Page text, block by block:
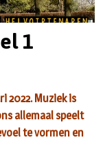
1
2022. Muziek is
allemaal speelt
te vormen en